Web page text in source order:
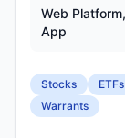
Web
App
Stocks ETFs
Warrants